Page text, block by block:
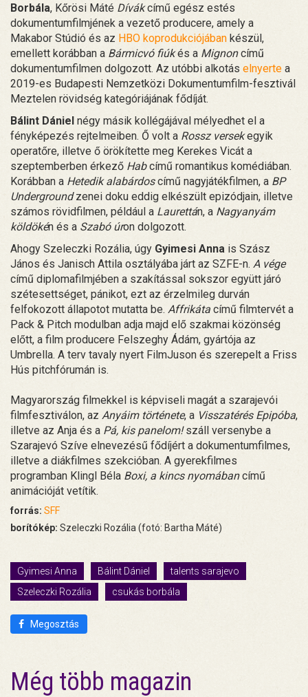
Borbála, Kőrösi Máté Dívákcímű egész estés
dokumentumfilmjének a vezető producere, amely a
Makabor Stúdió és az HBO koprodukciójában készül,
emellett korábban a Bármicvó fiúkés a Mignoncímű
dokumentumfilmen dolgozott. Az utóbbi alkotás elnyerte a
2019-es Budapesti Nemzetközi Dokumentumfilm-fesztivál
Meztelen rövidség kategóriájának fődíját.
Bálint Dániel négy másik kollégájával mélyedhet el a
fényképezés rejtelmeiben. Ő volt a Rossz versekegyik
operatőre, illetve ő örökítette meg Kerekes Vicát a
szeptemberben érkező Habcímű romantikus komédiában.
Korábban a Hetedik alabárdoscímű nagyjátékfilmen, a BP
Undergroundzenei doku eddig elkészült epizódjain, illetve
számos rövidfilmen, például a Laurettán, a Nagyanyám
köldökén és a Szabó úron dolgozott.
Ahogy Szeleczki Rozália, úgy Gyimesi Anna is Szász
János és Janisch Attila osztályába járt az SZFE-n. A vége
című diplomafilmjében a szakítással sokszor együtt járó
szétesettséget, pánikot, ezt az érzelmileg durván
felfokozott állapotot mutatta be. Affrikáta című filmtervét a
Pack & Pitch modulban adja majd elő szakmai közönség
előtt, a film producere Felszeghy Ádám, gyártója az
Umbrella. A terv tavaly nyert FilmJuson és szerepelt a Friss
Hús pitchfórumán is.
Magyarország filmekkel is képviseli magát a szarajevói
filmfesztiválon, az Anyáim története, a Visszatérés Epipóba,
illetve az Anja és a Pá, kis panelom!száll versenybe a
Szarajevó Szíve elnevezésű fődíjért a dokumentumfilmes,
illetve a diákfilmes szekcióban. A gyerekfilmes
programban Klingl Béla Boxi, a kincs nyomábancímű
animációját vetítik.
forrás: SFF
borítókép: Szeleczki Rozália (fotó: Bartha Máté)
Gyimesi Anna Bálint Dániel
talents sarajevo
Szeleczki Rozália
csukás borbála
Megosztás
Még több magazin